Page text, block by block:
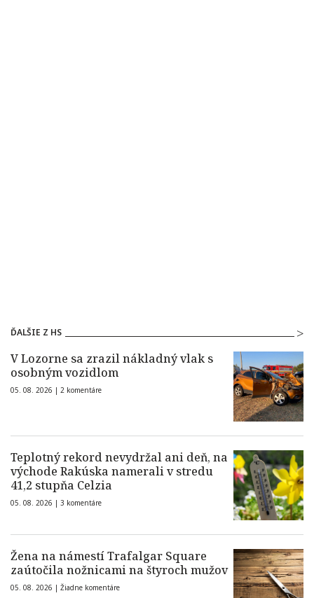
ĎALŠIE Z HS
V Lozorne sa zrazil nákladný vlak s
osobným vozidlom
05. 08. 2026 | 2 komentáre
Teplotný rekord nevydržal ani deň, na
východe Rakúska namerali v stredu
41,2 stupňa Celzia
05. 08. 2026 | 3 komentáre
Žena na námestí Trafalgar Square
zaútočila nožnicami na štyroch mužov
05. 08. 2026 | Žiadne komentáre